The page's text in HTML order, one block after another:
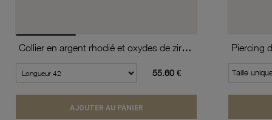
Collier en argent rhodié et oxydes de zirconium
55.60 €
AJOUTER AU PANIER
Piercing
Taille